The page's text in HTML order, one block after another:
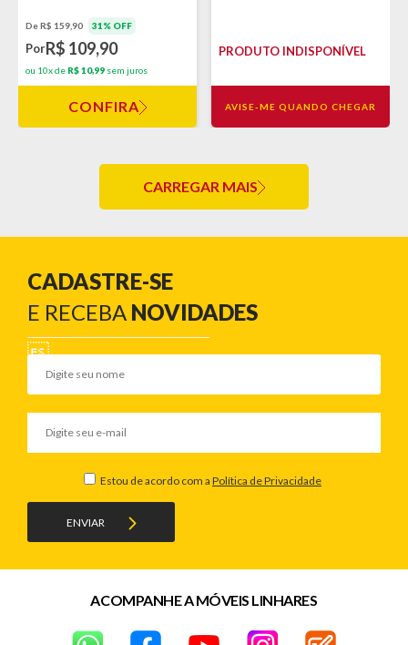
De R$ 159,90 31% OFF
PorR$ 109,90
ou 10x de R$ 10,99 sem juros
CONFIRA
PRODUTO INDISPONÍVEL
AVISE-ME QUANDO CHEGAR
CARREGAR MAIS
CADASTRE-SE
E RECEBA NOVIDADES
ENVIAR
Estou de acordo com a Política de Privacidade
ACOMPANHE A MÓVEIS LINHARES